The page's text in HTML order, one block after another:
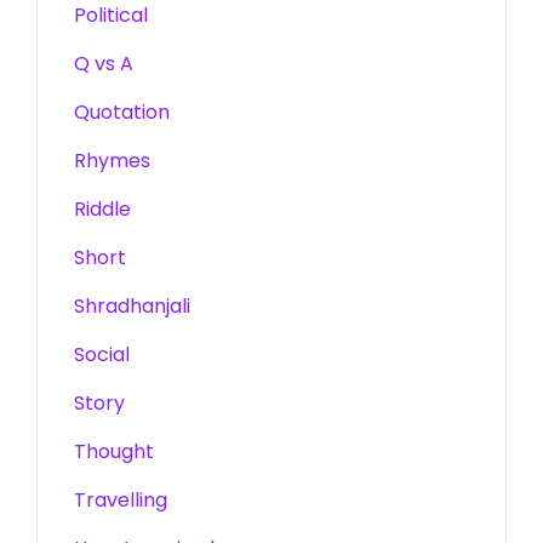
Political
Q vs A
Quotation
Rhymes
Riddle
Short
Shradhanjali
Social
Story
Thought
Travelling